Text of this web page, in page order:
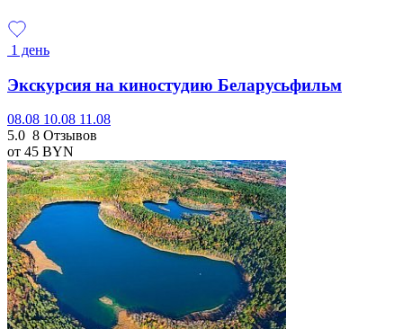
1 день
Экскурсия на киностудию Беларусьфильм
08.08 10.08 11.08
5.0 8 Отзывов
от 45 BYN